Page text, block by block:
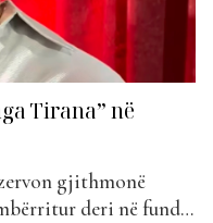
Tirana” në
gjithmonë
deri në fund